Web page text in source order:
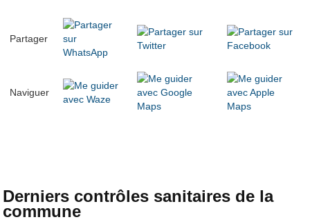
Partager
Naviguer
Derniers contrôles sanitaires de la
commune